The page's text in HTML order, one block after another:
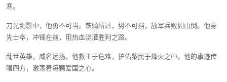
寒。
刀光剑影中，他勇不可当。铁骑所过，势不可挡，敌军兵败如山倒。他身
先士卒，冲锋在前，用热血浇灌胜利之路。
乱世英雄，威名远扬。他救主于危难，护佑黎民于烽火之中。他的事迹传
唱四方，激荡着每颗爱国之心。